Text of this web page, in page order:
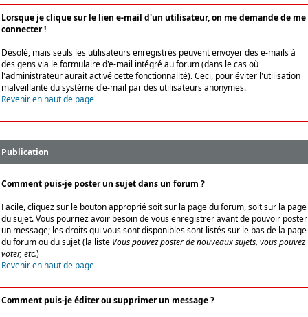
Lorsque je clique sur le lien e-mail d'un utilisateur, on me demande de me
connecter !
Désolé, mais seuls les utilisateurs enregistrés peuvent envoyer des e-mails à
des gens via le formulaire d'e-mail intégré au forum (dans le cas où
l'administrateur aurait activé cette fonctionnalité). Ceci, pour éviter l'utilisation
malveillante du système d'e-mail par des utilisateurs anonymes.
Revenir en haut de page
Publication
Comment puis-je poster un sujet dans un forum ?
Facile, cliquez sur le bouton approprié soit sur la page du forum, soit sur la page
du sujet. Vous pourriez avoir besoin de vous enregistrer avant de pouvoir poster
un message; les droits qui vous sont disponibles sont listés sur le bas de la page
du forum ou du sujet (la liste Vous pouvez poster de nouveaux sujets, vous pouvez
voter, etc.)
Revenir en haut de page
Comment puis-je éditer ou supprimer un message ?